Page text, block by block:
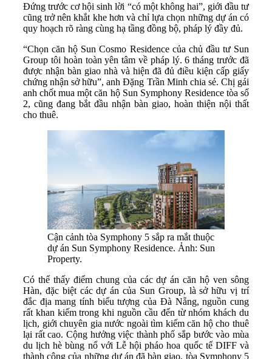
Đứng trước cơ hội sinh lời “có một không hai”, giới đầu tư
cũng trở nên khắt khe hơn và chỉ lựa chọn những dự án có
quy hoạch rõ ràng cùng hạ tầng đồng bộ, pháp lý đầy đủ.
“Chọn căn hộ Sun Cosmo Residence của chủ đầu tư Sun
Group tôi hoàn toàn yên tâm về pháp lý. 6 tháng trước đã
được nhận bàn giao nhà và hiện đã đủ điều kiện cấp giấy
chứng nhận sở hữu”, anh Đặng Trần Minh chia sẻ. Chị gái
anh chốt mua một căn hộ Sun Symphony Residence tòa số
2, cũng đang bắt đầu nhận bàn giao, hoàn thiện nội thất
cho thuê.
Cận cảnh tòa Symphony 5 sắp ra mắt thuộc
dự án Sun Symphony Residence. Ảnh: Sun
Property.
Có thể thấy điểm chung của các dự án căn hộ ven sông
Hàn, đặc biệt các dự án của Sun Group, là sở hữu vị trí
đắc địa mang tính biểu tượng của Đà Nẵng, nguồn cung
rất khan kiếm trong khi nguồn cầu đến từ nhóm khách du
lịch, giới chuyên gia nước ngoài tìm kiếm căn hộ cho thuê
lại rất cao. Cộng hưởng việc thành phố sắp bước vào mùa
du lịch hè bùng nổ với Lễ hội pháo hoa quốc tế DIFF và
thành công của những dự án đã bàn giao, tòa Symphony 5